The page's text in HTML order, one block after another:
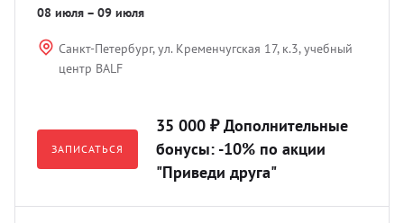
08 июля – 09 июля
Санкт-Петербург, ул. Кременчугская 17, к.3, учебный
центр BALF
ЗАПИСАТЬСЯ
35 000 ₽ Дополнительные
бонусы: -10% по акции
"Приведи друга"